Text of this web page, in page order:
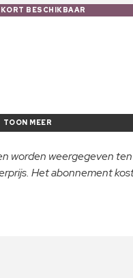
BESCHIKBAAR
TOON MEER
worden weergegeven
Het abonnement